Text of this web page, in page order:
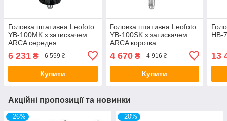
Головка штативна Leofoto
YB-100MK з затискачем
ARCA середня
6 231 ₴ 6 559 ₴
Купити
Головка штативна Leofoto
YB-100SK з затискачем
ARCA коротка
4 670₴ 4 916 ₴
Купити
HB-
13
Акційні пропозиції та новинки
–26% –20%